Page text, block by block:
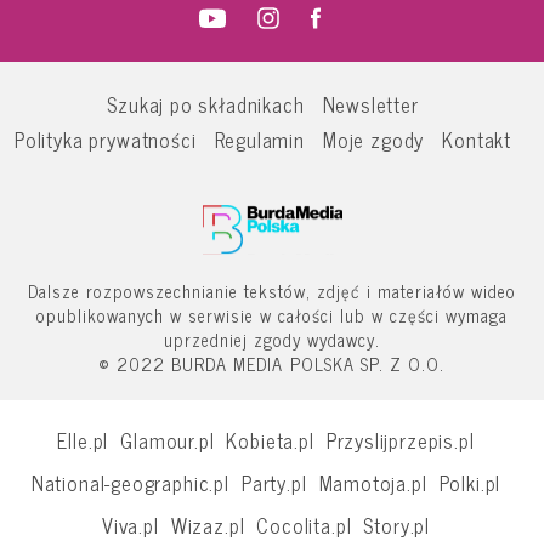
Szukaj po składnikach
Newsletter
Polityka prywatności
Regulamin Moje zgody Kontakt
Dalsze rozpowszechnianie tekstów, zdjęć i materiałów wideo
opublikowanych w serwisie w całości lub w części wymaga
uprzedniej zgody wydawcy.
© 2022 BURDA MEDIA POLSKA SP. Z O.O.
Elle.pl Glamour.pl Kobieta.pl Przyslijprzepis.pl
National-geographic.pl Party.pl Mamotoja.pl Polki.pl
Viva.pl Wizaz.pl Cocolita.pl Story.pl